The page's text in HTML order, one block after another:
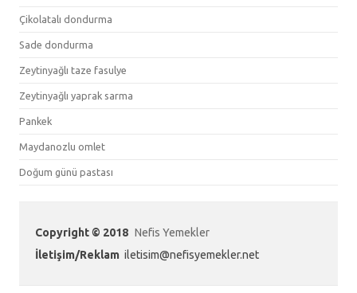
Çikolatalı dondurma
Sade dondurma
Zeytinyağlı taze fasulye
Zeytinyağlı yaprak sarma
Pankek
Maydanozlu omlet
Doğum günü pastası
Copyright © 2018 Nefis Yemekler
İletişim/Reklam iletisim@nefisyemekler.net